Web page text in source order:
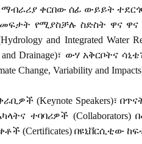
ማብራሪያ ቀርበው ሰፊ ውይይት
የሚያስቻሉ ስድስት ዋና ዋና
and Integrated Water
Drainage)፣ ውሃ አቅርቦትና
Change, Variability and
(Keynote Speakers)፣
ተባባሪዎች (Collaborators)
(Certificates) በዩኒቨርሲቲው